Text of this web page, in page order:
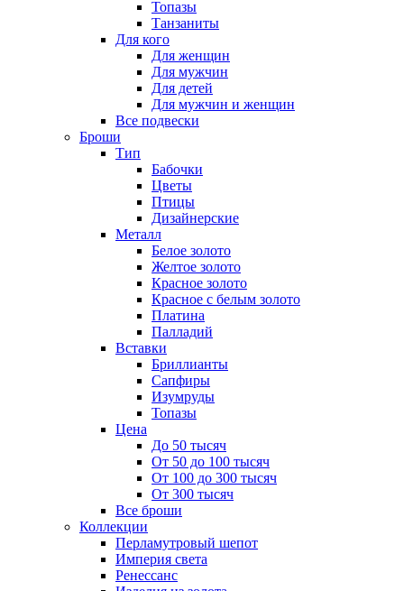
Топазы
Танзаниты
Для кого
Для женщин
Для мужчин
Для детей
Для мужчин и женщин
Все подвески
Броши
Тип
Бабочки
Цветы
Птицы
Дизайнерские
Металл
Белое золото
Желтое золото
Красное золото
Красное с белым золото
Платина
Палладий
Вставки
Бриллианты
Сапфиры
Изумруды
Топазы
Цена
До 50 тысяч
От 50 до 100 тысяч
От 100 до 300 тысяч
От 300 тысяч
Все броши
Коллекции
Перламутровый шепот
Империя света
Ренессанс